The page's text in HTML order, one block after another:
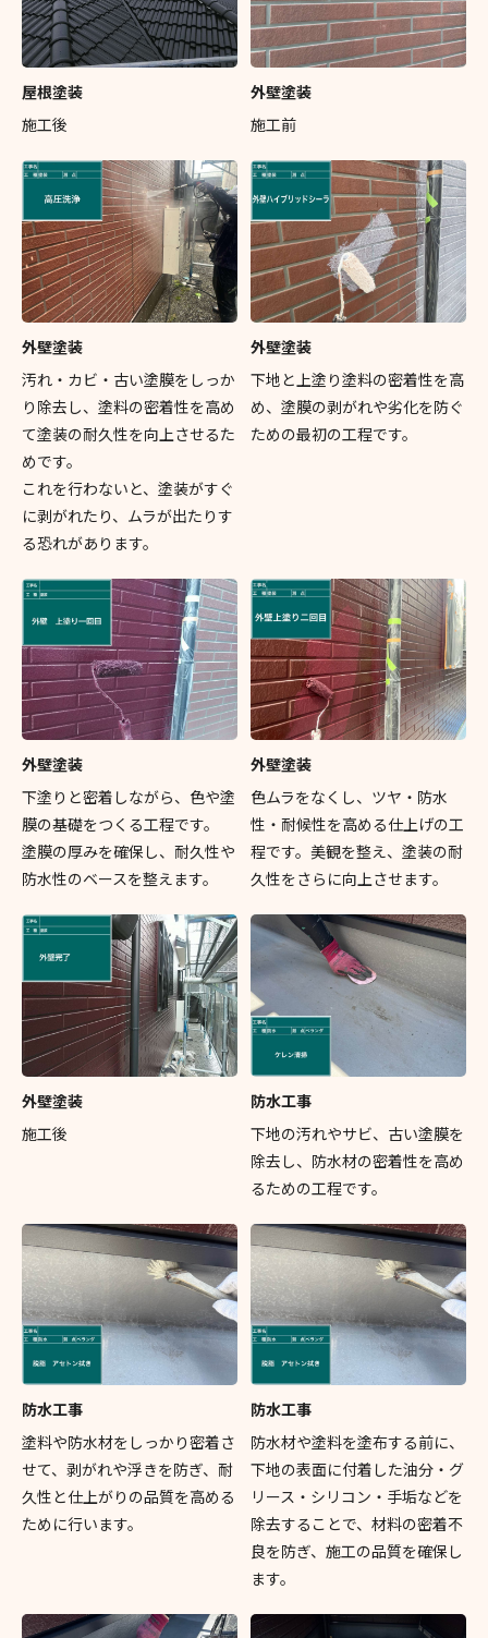
屋根塗装
施工後
外壁塗装
施工前
外壁塗装
汚れ・カビ・古い塗膜をしっか
り除去し、塗料の密着性を高め
て塗装の耐久性を向上させるた
めです。
これを行わないと、塗装がすぐ
に剥がれたり、ムラが出たりす
る恐れがあります。
外壁塗装
下地と上塗り塗料の密着性を高
め、塗膜の剥がれや劣化を防ぐ
ための最初の工程です。
外壁塗装
下塗りと密着しながら、色や塗
膜の基礎をつくる工程です。
塗膜の厚みを確保し、耐久性や
防水性のベースを整えます。
外壁塗装
色ムラをなくし、ツヤ・防水
性・耐候性を高める仕上げの工
程です。美観を整え、塗装の耐
久性をさらに向上させます。
外壁塗装
施工後
防水工事
下地の汚れやサビ、古い塗膜を
除去し、防水材の密着性を高め
るための工程です。
防水工事
塗料や防水材をしっかり密着さ
せて、剥がれや浮きを防ぎ、耐
久性と仕上がりの品質を高める
ために行います。
防水工事
防水材や塗料を塗布する前に、
下地の表面に付着した油分・グ
リース・シリコン・手垢などを
除去することで、材料の密着不
良を防ぎ、施工の品質を確保し
ます。